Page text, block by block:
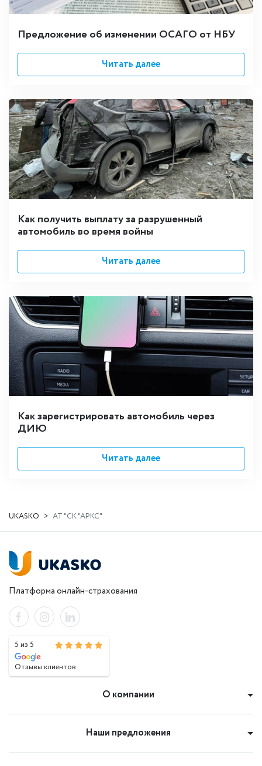
Предложение об изменении ОСАГО от НБУ
Читать далее
Как получить выплату за разрушенный
автомобиль во время войны
Читать далее
Как зарегистрировать автомобиль через
ДИЮ
Читать далее
UKASKO АТ "СК "АРКС"
Платформа онлайн-страхования
5 из 5
Отзывы клиентов
О компании
Наши предложения